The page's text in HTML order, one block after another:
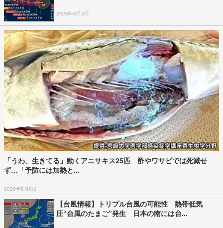
2026年8月3日
「うわ、生きてる」動くアニサキス25匹 酢やワサビでは死滅せ
ず…「予防には加熱と...
2026年8月6日
【台風情報】トリプル台風の可能性 熱帯低気
圧“台風のたまご”発生 日本の南には台...